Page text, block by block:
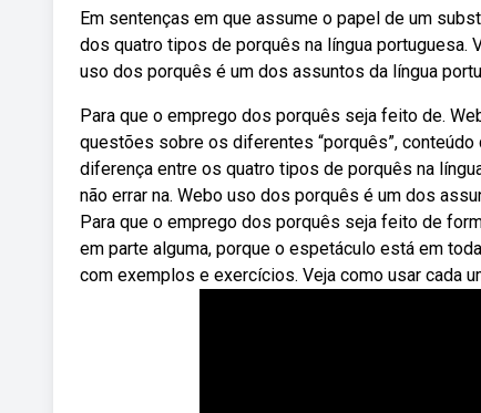
Em sentenças em que assume o papel de um
dos quatro tipos de porquês na língua
uso dos porquês é um dos assuntos da língua
Para que o emprego dos porquês seja feito de.
questões sobre os diferentes “porquês”,
diferença entre os quatro tipos de porquês na
não errar na. Webo uso dos porquês é um dos
Para que o emprego dos porquês seja feito de
em parte alguma, porque o espetáculo está em
com exemplos e exercícios. Veja como usar cada